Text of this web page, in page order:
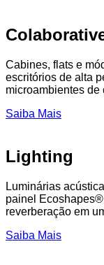
Cabines, flats e
escritórios de alta
microambientes de
Saiba Mais
Lighting
Luminárias
painel
reverberação em
Saiba Mais